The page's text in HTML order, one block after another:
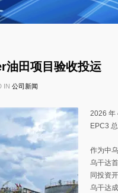
田项目验收投运
IN 公司新闻
2026 年
EPC3
作为中
乌干达
同投资
乌干达